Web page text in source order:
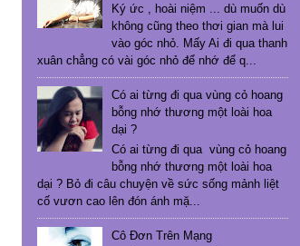
Ký ức , hoài niệm ... dù muốn dù
không cũng theo thơi gian mà lui
vào góc nhỏ. Mấy Ai đi qua thanh
xuân chẳng có vài góc nhỏ để nhớ để q...
Có ai từng đi qua vùng cỏ hoang
bỗng nhớ thương một loài hoa
dại ?
Có ai từng đi qua vùng cỏ hoang
bỗng nhớ thương một loài hoa
dại ? Bỏ đi câu chuyện về sức sống mảnh liệt
cố vươn cao lên đón ánh mặ...
Cô Đơn Trên Mạng